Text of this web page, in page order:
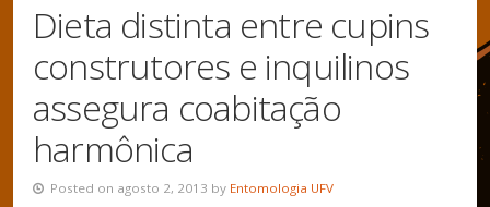
Dieta distinta entre cupins
construtores e inquilinos
assegura coabitação
harmônica
Posted on agosto 2, 2013 by Entomologia UFV